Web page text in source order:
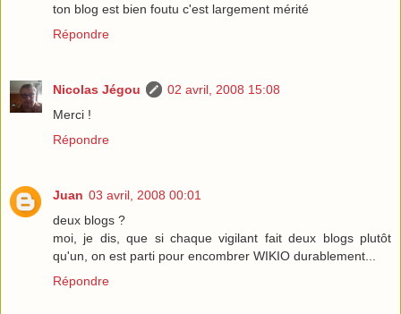
ton blog est bien foutu c'est largement mérité
Répondre
Nicolas Jégou
02 avril, 2008 15:08
Merci !
Répondre
Juan 03 avril, 2008 00:01
deux blogs ?
moi, je dis, que si chaque vigilant fait deux blogs plutôt
qu'un, on est parti pour encombrer WIKIO durablement...
Répondre